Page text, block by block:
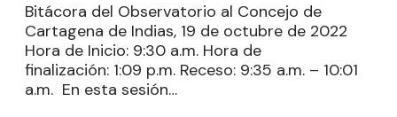
Bitácora del Observatorio al Concejo de
Cartagena de Indias, 19 de octubre de 2022
Hora de Inicio: 9:30 a.m. Hora de
finalización: 1:09 p.m. Receso: 9:35 a.m. – 10:01
a.m. En esta sesión…